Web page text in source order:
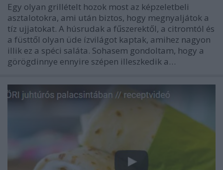
Egy olyan grillételt hozok most az képzeletbeli
asztalotokra, ami után biztos, hogy megnyaljátok a
tíz ujjatokat. A húsrudak a fűszerektől, a citromtól és
a füsttől olyan üde ízvilágot kaptak, amihez nagyon
illik ez a spéci saláta. Sohasem gondoltam, hogy a
görögdinnye ennyire szépen illeszkedik a…